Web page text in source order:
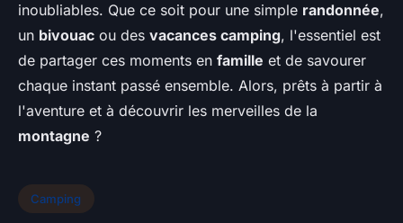
inoubliables. Que ce soit pour une simple randonnée,
un bivouac ou des vacances camping, l'essentiel est
de partager ces moments en famille et de savourer
chaque instant passé ensemble. Alors, prêts à partir à
l'aventure et à découvrir les merveilles de la
montagne ?
Camping